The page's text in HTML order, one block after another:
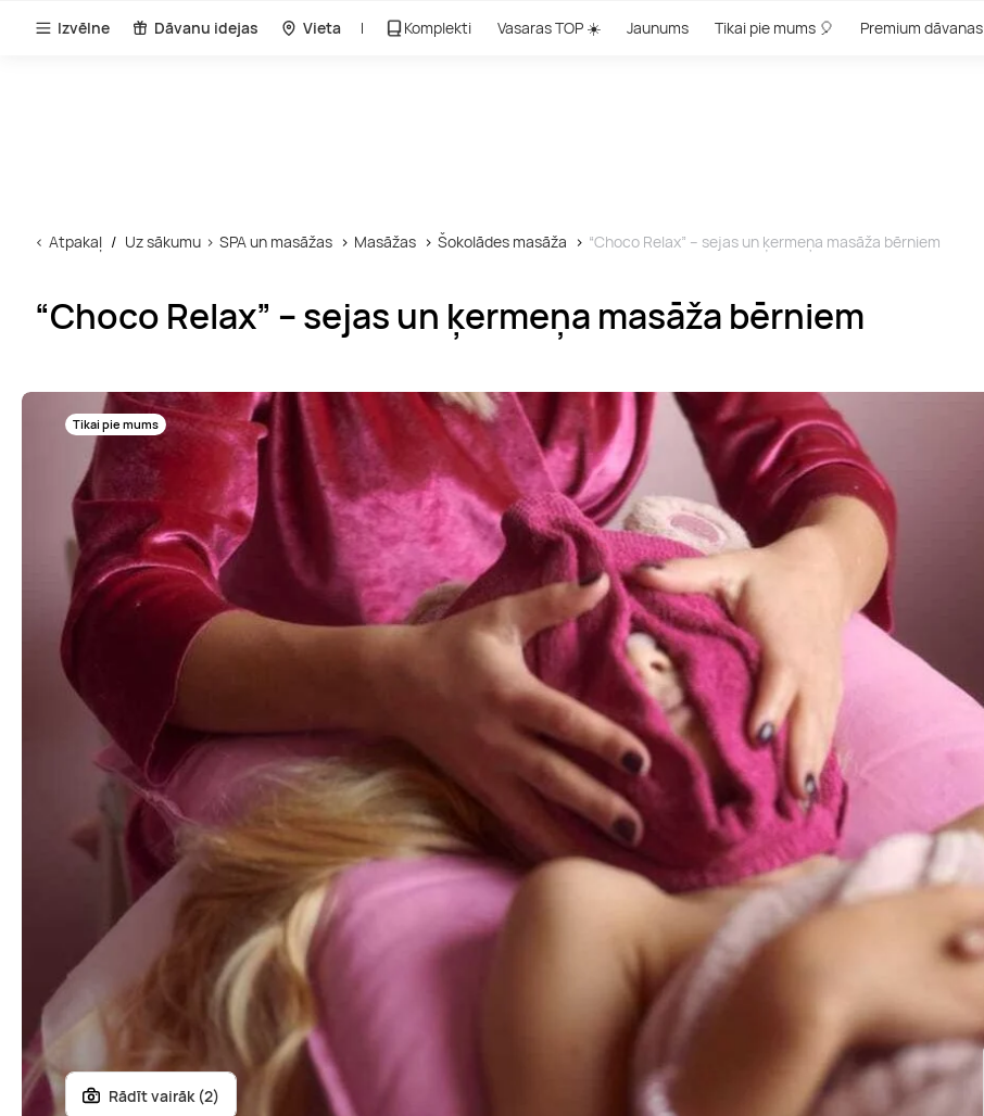
Izvēlne Dāvanu idejas Vieta Komplekti Vasaras TOP ☀️ Jaunums Tikai pie mums 🎈 Premium dāvanas
Atpakaļ Uz sākumu SPA un masāžas Masāžas Šokolādes masāža “Choco Relax” – sejas un ķermeņa masāža bērniem
“Choco Relax” – sejas un ķermeņa masāža bērniem
Tikai pie mums
Rādīt vairāk (2)